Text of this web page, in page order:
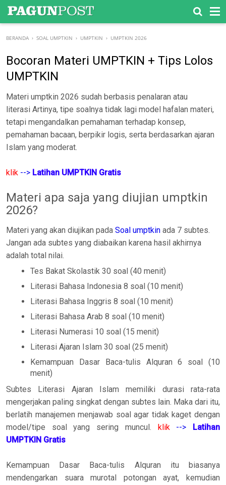
-->
BERANDA › SOAL UMPTKIN › UMPTKIN › UMPTKIN 2026
Bocoran Materi UMPTKIN + Tips Lolos
UMPTKIN
Materi umptkin 2026 sudah berbasis penalaran atau
literasi Artinya, tipe soalnya tidak lagi model hafalan materi,
tetapi mengandalkan pemahaman terhadap konsep,
pemahaman bacaan, berpikir logis, serta berdasarkan ajaran
Islam yang moderat.
klik --> Latihan UMPTKIN Gratis
Materi apa saja yang diujian umptkin
2026?
Materi yang akan diujikan pada Soal umptkin ada 7 subtes.
Jangan ada subtes yang diabaikan karena hasil akhirnya
adalah total nilai.
Tes Bakat Skolastik 30 soal (40 menit)
Literasi Bahasa Indonesia 8 soal (10 menit)
Literasi Bahasa Inggris 8 soal (10 menit)
Literasi Bahasa Arab 8 soal (10 menit)
Literasi Numerasi 10 soal (15 menit)
Literasi Ajaran Islam 30 soal (25 menit)
Kemampuan Dasar Baca-tulis Alquran 6 soal (10
menit)
Subtes Literasi Ajaran Islam memiliki durasi rata-rata
mengerjakan paling singkat dengan subtes lain. Maka dari itu,
berlatih manajemen menjawab soal agar tidak kaget dengan
model/tipe soal yang sering muncul.
klik-->
Latihan
UMPTKIN Gratis
Kemampuan Dasar Baca-tulis Alquran itu biasanya
mendengarkan suara murotal potongan ayat, kemudian